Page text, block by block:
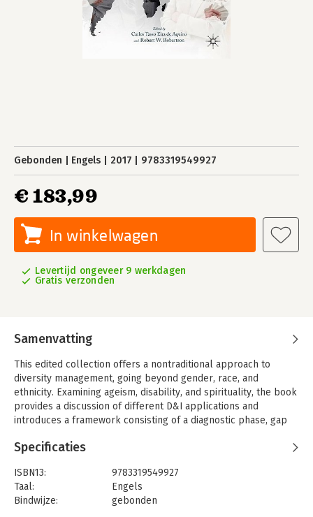
Gebonden Engels 2017 9783319549927
€ 183,99
In winkelwagen
Levertijd ongeveer 9 werkdagen
Gratis verzonden
Samenvatting
This edited collection offers a nontraditional approach to
diversity management, going beyond gender, race, and
ethnicity. Examining ageism, disability, and spirituality, the book
provides a discussion of different D&I applications and
introduces a framework consisting of a diagnostic phase, gap
specific needs of organizations. Researchers and practitioners
organizations.
Specificaties
ISBN13:
9783319549927
Taal:
Engels
Bindwijze:
gebonden